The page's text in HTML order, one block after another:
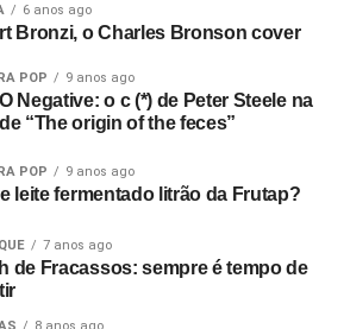
você filmou?
o que eu achei um absurdo!(risos)
de cinema Hannimex baratinha,
que tinha uma faixa de som, mas
e o som era adicionado
filmei sem som e gravei o áudio
Era para sincronizar depois, mas
a vinte e quatro quadros por
6 anos ago
Bronzi, o Charles Bronson cover
POP 9 anos ago
Negative: o c (*) de Peter Steele na
“The origin of the feces”
POP 9 anos ago
leite fermentado litrão da Frutap?
7 anos ago
de Fracassos: sempre é tempo de